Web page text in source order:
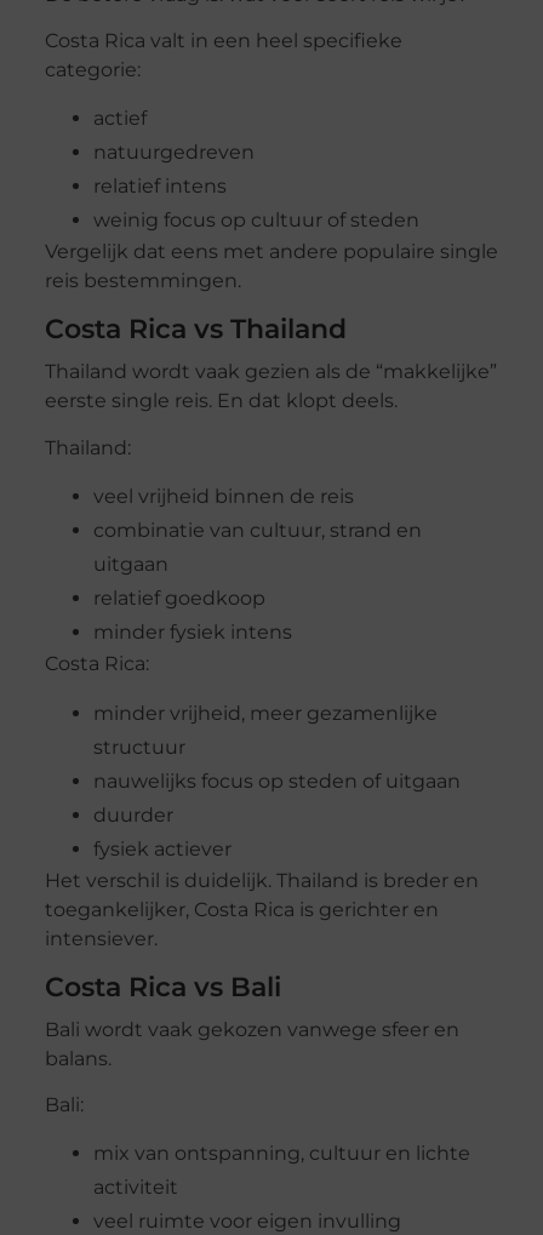
Costa Rica valt in een heel specifieke
categorie:
actief
natuurgedreven
relatief intens
weinig focus op cultuur of steden
Vergelijk dat eens met andere populaire single
reis bestemmingen.
Costa Rica vs Thailand
Thailand wordt vaak gezien als de “makkelijke”
eerste single reis. En dat klopt deels.
Thailand:
veel vrijheid binnen de reis
combinatie van cultuur, strand en
uitgaan
relatief goedkoop
minder fysiek intens
Costa Rica:
minder vrijheid, meer gezamenlijke
structuur
nauwelijks focus op steden of uitgaan
duurder
fysiek actiever
Het verschil is duidelijk. Thailand is breder en
toegankelijker, Costa Rica is gerichter en
intensiever.
Costa Rica vs Bali
Bali wordt vaak gekozen vanwege sfeer en
balans.
Bali:
mix van ontspanning, cultuur en lichte
activiteit
veel ruimte voor eigen invulling